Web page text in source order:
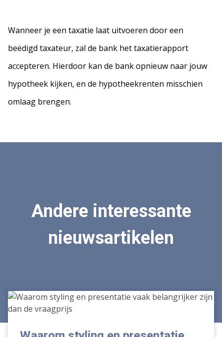
Wanneer je een taxatie laat uitvoeren door een
beëdigd taxateur, zal de bank het taxatierapport
accepteren. Hierdoor kan de bank opnieuw naar jouw
hypotheek kijken, en de hypotheekrenten misschien
omlaag brengen.
Andere interessante
nieuwsartikelen
Waarom
styling
en
presentatie